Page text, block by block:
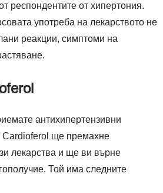
респондентите от хипертония.
употреба на лекарството не
реакции, симптоми на
антихипертензивни
Cardioferol ще премахне
лекарства и ще ви върне
Той има следните